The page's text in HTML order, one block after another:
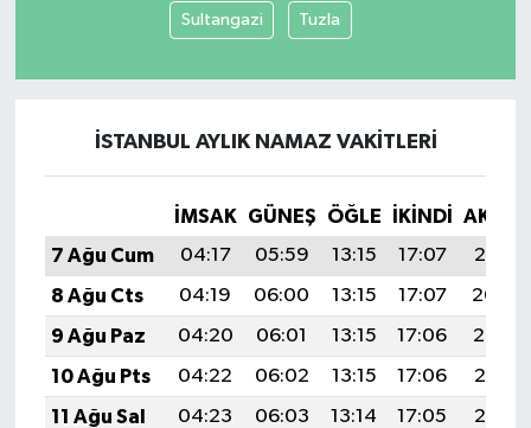
Sultangazi Tuzla
İSTANBUL AYLIK NAMAZ VAKITLERI
İMSAK GÜNEŞ ÖĞLE İKINDI
7 Ağu Cum
04:17 05:59 13:15 17:07
20:21
8 Ağu Cts
04:19 06:00 13:15 17:07
20:20
9 Ağu Paz
04:20 06:01 13:15 17:06
20:19
10 Ağu Pts
04:22 06:02 13:15 17:06
20:18
11 Ağu Sal
04:23 06:03 13:14 17:05
20:16